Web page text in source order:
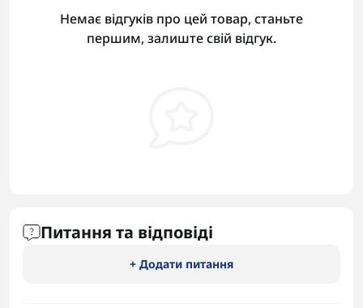
Немає відгуків про цей товар, станьте
першим, залиште свій відгук.
Питання та відповіді
+ Додати питання